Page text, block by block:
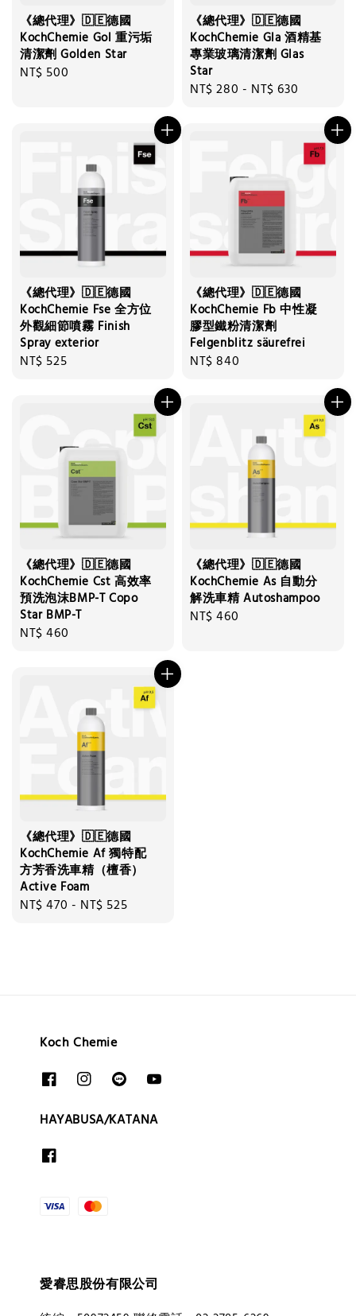
《總代理》🇩🇪德國
KochChemie Gol 重污垢
清潔劑 Golden Star
Regular
NT$ 500
《總代理》🇩🇪德國
KochChemie Gla 酒精基
專業玻璃清潔劑 Glas
Star
Regular
NT$ 280 - NT$ 630
《總代理》🇩🇪德國
KochChemie Fse 全方位
外觀細節噴霧 Finish
Spray exterior
Regular
NT$ 525
《總代理》🇩🇪德國
KochChemie Fb 中性凝
膠型鐵粉清潔劑
Felgenblitz säurefrei
Regular
NT$ 840
《總代理》🇩🇪德國
KochChemie Cst 高效率
預洗泡沫BMP-T Copo
Star BMP-T
Regular
NT$ 460
《總代理》🇩🇪德國
KochChemie As 自動分
解洗車精 Autoshampoo
Regular
NT$ 460
《總代理》🇩🇪德國
KochChemie Af 獨特配
方芳香洗車精（檀香）
Active Foam
Regular
NT$ 470 - NT$ 525
Koch Chemie
HAYABUSA/KATANA
愛睿思股份有限公司